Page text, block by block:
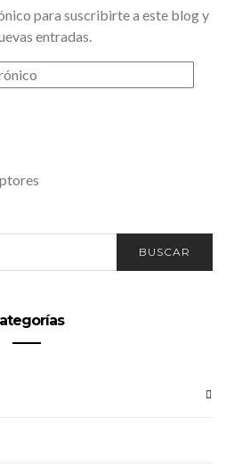
para suscribirte a este blog y
entradas.
BUSCAR